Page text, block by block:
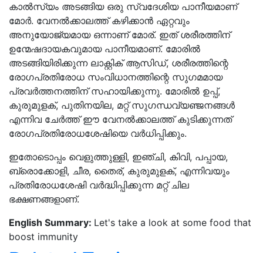
കാൽസ്യം അടങ്ങിയ ഒരു സ്വദേശിയ പാനീയമാണ്
മോർ. വേനൽക്കാലത്ത് കഴിക്കാൻ ഏറ്റവും
അനുയോജ്യമായ ഒന്നാണ് മോര്. ഇത് ശരീരത്തിന്
ഉന്മേഷദായകവുമായ പാനീയമാണ്. മോരിൽ
അടങ്ങിയിരിക്കുന്ന ലാക്റ്റിക് ആസിഡ്, ശരീരത്തിന്റെ
രോഗപ്രതിരോധ സംവിധാനത്തിന്റെ സുഗമമായ
പ്രവർത്തനത്തിന് സഹായിക്കുന്നു. മോരിൽ ഉപ്പ്,
കുരുമുളക്, പുതിനയില, മറ്റ് സുഗന്ധവ്യഞ്ജനങ്ങൾ
എന്നിവ ചേർത്ത് ഈ വേനൽക്കാലത്ത് കുടിക്കുന്നത്
രോഗപ്രതിരോധശേഷിയെ വർധിപ്പിക്കും.
ഇതോടൊപ്പം വെളുത്തുള്ളി, ഇഞ്ചി, കിവി, പപ്പായ,
ബ്രൊക്കോളി, ചീര, തൈര്, കുരുമുളക്, എന്നിവയും
പ്രതിരോധശേഷി വർദ്ധിപ്പിക്കുന്ന മറ്റ് ചില
ഭക്ഷണങ്ങളാണ്.
English Summary: Let's take a look at some food that
boost immunity